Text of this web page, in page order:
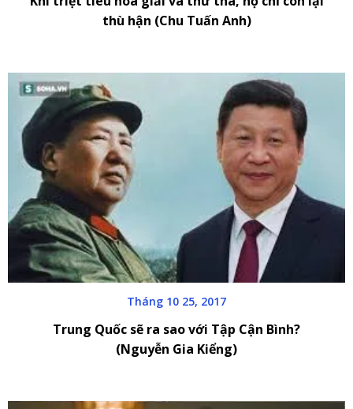
thù hận (Chu Tuấn Anh)
Tháng 10 25, 2017
Trung Quốc sẽ ra sao với Tập Cận Bình?
(Nguyễn Gia Kiểng)